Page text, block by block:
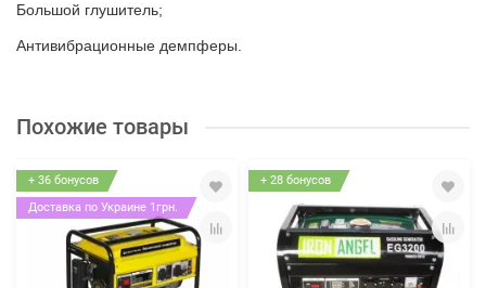
Большой глушитель;
Антивибрационные демпферы.
Похожие товары
+ 36 бонусов
Доставка по Украине 1грн.
+ 28 бонусов